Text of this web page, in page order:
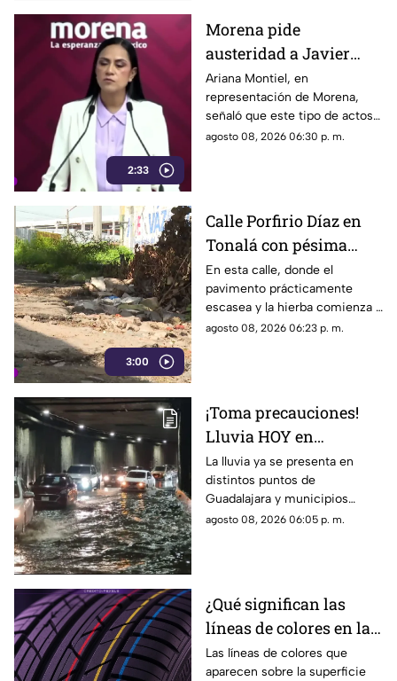
2:33
Morena pide
austeridad a Javier
May, pero el ejemplo
parece faltar en casa
Ariana Montiel, en
representación de Morena,
señaló que este tipo de actos y
el gasto de recursos
austeridad establecidos por el
partido.
agosto 08, 2026 06:30 p. m.
3:00
Calle Porfirio Díaz en
Tonalá con pésima
vialidad y basura por
todas partes
En esta calle, donde el
pavimento prácticamente
escasea y la hierba comienza a
ganar terreno, los vecinos
resultados.
agosto 08, 2026 06:23 p. m.
¡Toma precauciones!
Lluvia HOY en
Guadalajara deja
fuertes vientos y
amenaza de granizo
La lluvia ya se presenta en
distintos puntos de
Guadalajara y municipios
cercanos, con fuertes vientos,
agosto 08, 2026 06:05 p. m.
¿Qué significan las
líneas de colores en las
llantas nuevas?
Las líneas de colores que
aparecen sobre la superficie